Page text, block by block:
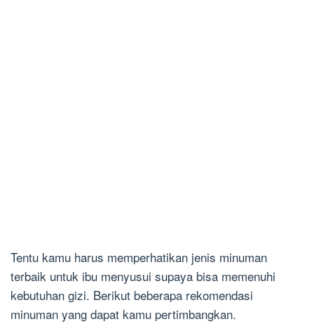
Tentu kamu harus memperhatikan jenis minuman
terbaik untuk ibu menyusui supaya bisa memenuhi
kebutuhan gizi. Berikut beberapa rekomendasi
minuman yang dapat kamu pertimbangkan.